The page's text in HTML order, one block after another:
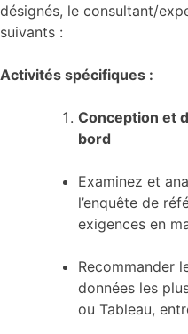
désignés, le consultant/
suivants :
Activités spécifiques :
Conception et
bord
Examinez et
l’enquête de
exigences en
Recommander
données les
ou Tableau,